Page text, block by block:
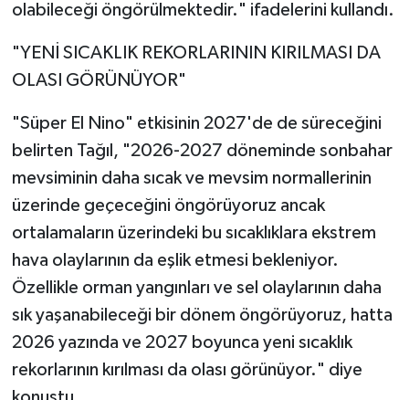
olabileceği öngörülmektedir." ifadelerini kullandı.
"YENİ SICAKLIK REKORLARININ KIRILMASI DA
OLASI GÖRÜNÜYOR"
"Süper El Nino" etkisinin 2027'de de süreceğini
belirten Tağıl, "2026-2027 döneminde sonbahar
mevsiminin daha sıcak ve mevsim normallerinin
üzerinde geçeceğini öngörüyoruz ancak
ortalamaların üzerindeki bu sıcaklıklara ekstrem
hava olaylarının da eşlik etmesi bekleniyor.
Özellikle orman yangınları ve sel olaylarının daha
sık yaşanabileceği bir dönem öngörüyoruz, hatta
2026 yazında ve 2027 boyunca yeni sıcaklık
rekorlarının kırılması da olası görünüyor." diye